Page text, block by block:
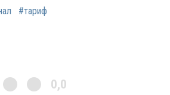
#тариф
0,0